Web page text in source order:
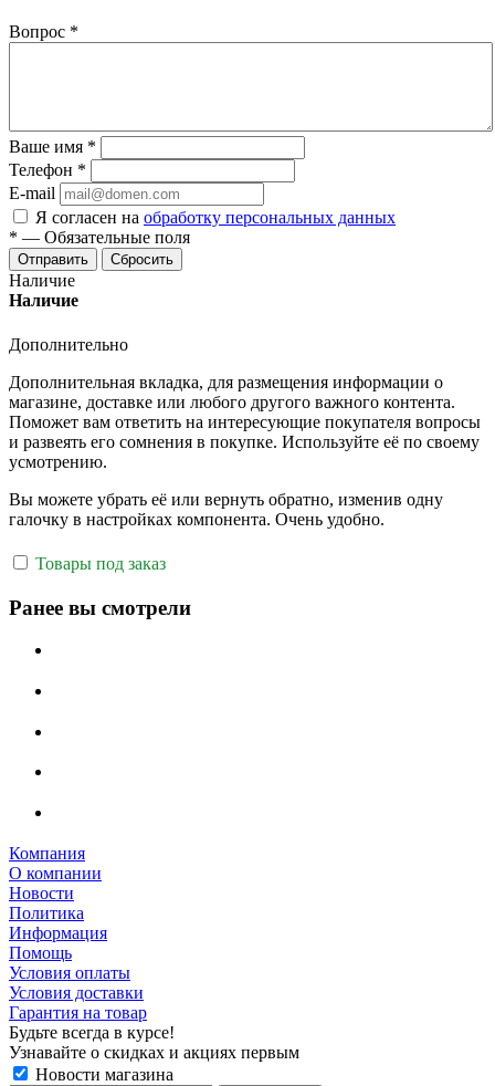
Вопрос *
Ваше имя *
Телефон *
E-mail
Я согласен на обработку персональных данных
* — Обязательные поля
Отправить Сбросить
Наличие
Наличие
Дополнительно
Дополнительная вкладка, для размещения информации о
магазине, доставке или любого другого важного контента.
Поможет вам ответить на интересующие покупателя вопросы
и развеять его сомнения в покупке. Используйте её по своему
усмотрению.
Вы можете убрать её или вернуть обратно, изменив одну
галочку в настройках компонента. Очень удобно.
Товары под заказ
Ранее вы смотрели
Компания
О компании
Новости
Политика
Информация
Помощь
Условия оплаты
Условия доставки
Гарантия на товар
Будьте всегда в курсе!
Узнавайте о скидках и акциях первым
Новости магазина